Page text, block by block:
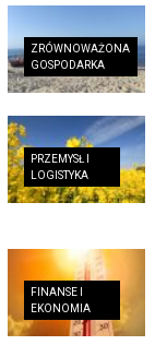
ZRÓWNOWAŻONA
GOSPODARKA
PRZEMYSŁ I
LOGISTYKA
FINANSE I
EKONOMIA